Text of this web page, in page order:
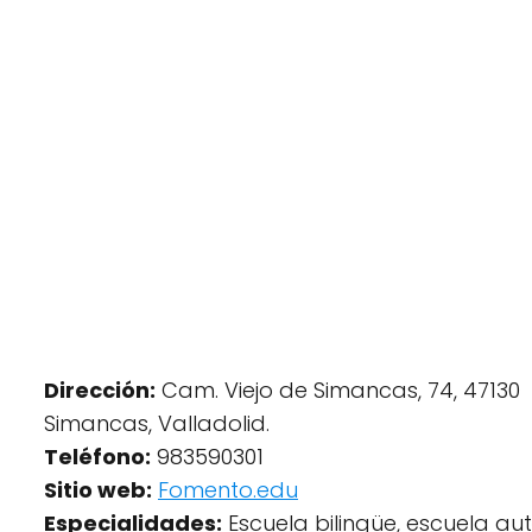
Dirección: Cam. Viejo de Simancas, 74, 47130
Simancas, Valladolid.
Teléfono: 983590301
Sitio web: Fomento.edu
Especialidades: Escuela bilingüe, escuela